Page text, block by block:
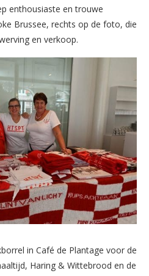
enthousiaste en trouwe
Brussee, rechts op de foto, die
en verkoop.
in Café de Plantage voor de
Haring & Wittebrood en de